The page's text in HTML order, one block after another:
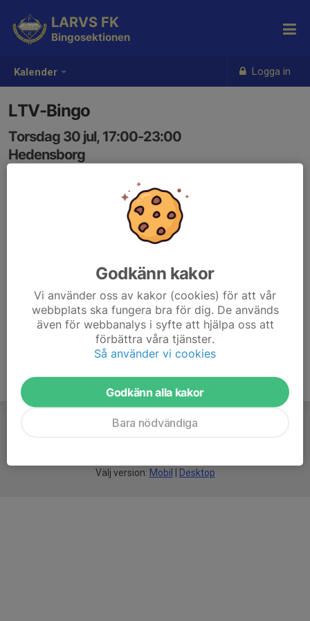
Kalender Logga in
LARVS FK
Bingosektionen
LTV-Bingo
Torsdag 30 jul, 17:00-23:00
Hedensborg
Välj version: Mobil Desktop
Godkänn kakor
Vi använder oss av kakor (cookies) för att vår
webbplats ska fungera bra för dig. De används
även för webbanalys i syfte att hjälpa oss att
förbättra våra tjänster.
Så använder vi cookies
Godkänn alla kakor
Bara nödvändiga